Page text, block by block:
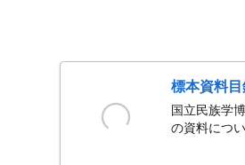
標本資料
国立民族学
の資料につい